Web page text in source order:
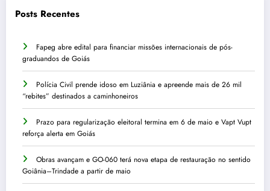
Posts Recentes
Fapeg abre edital para financiar missões internacionais de pós-
graduandos de Goiás
Polícia Civil prende idoso em Luziânia e apreende mais de 26 mil
“rebites” destinados a caminhoneiros
Prazo para regularização eleitoral termina em 6 de maio e Vapt Vupt
reforça alerta em Goiás
Obras avançam e GO-060 terá nova etapa de restauração no sentido
Goiânia–Trindade a partir de maio